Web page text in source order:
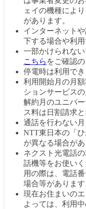
ェイの機種によ
があります。
インターネット
下する場合や利
一部かけられな
こちら をご確認
停電時は利用でき
利用開始月の月
ションサービス
解約月のユニバ
ス料は日割請求と
通話を行わない
NTT東日本の「
が異なる場合があ
ネクスト光電話
話機等をお使い
用の際は、電話
場合等があります
現在お住まいの
よっては、利用